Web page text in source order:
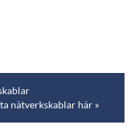
nätverkskablar här »